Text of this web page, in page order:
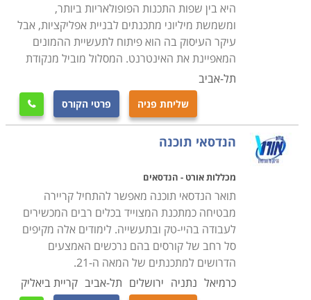
היא בין שפות התכנות הפופולאריות ביותר,
ומשמשת מיליוני מתכנתים לבניית אפליקציות, אבל
עיקר העיסוק בה הוא פיתוח לתעשיית ההמונים
המאפיינת את האינטרנט. המסלול מוביל מנקודת
תל-אביב
שליחת פניה פרטי הקורס 
הנדסאי תוכנה
מכללות אורט - הנדסאים
תואר הנדסאי תוכנה מאפשר להתחיל קריירה
מבטיחה כמתכנת המצוייד בכלים רבים המכשירים
לעבודה בהיי-טק ובתעשייה. לימודים אלה מקיפים
סל רחב של קורסים בהם נרכשים האמצעים
הדרושים למתכנתים של המאה ה-21.
כרמיאל נתניה ירושלים תל-אביב קריית ביאליק